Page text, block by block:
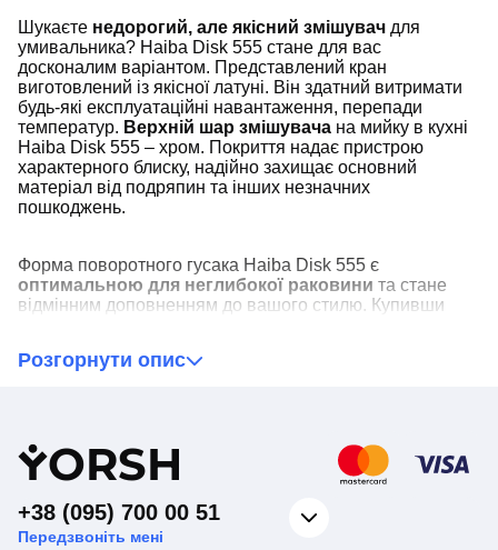
Шукаєте недорогий, але якісний змішувач для
умивальника? Haiba Disk 555 стане для вас
досконалим варіантом. Представлений кран
виготовлений із якісної латуні. Він здатний витримати
будь-які експлуатаційні навантаження, перепади
температур. Верхній шар змішувача на мийку в кухні
Haiba Disk 555 – хром. Покриття надає пристрою
характерного блиску, надійно захищає основний
матеріал від подряпин та інших незначних
пошкоджень.
Форма поворотного гусака Haiba Disk 555 є
оптимальною для неглибокої раковини та стане
відмінним доповненням до вашого стилю. Купивши
гарантовано відпрацює весь термін експлуатації
Розгорнути опис
YORSH
+38 (095) 700 00 51
Передзвоніть мені